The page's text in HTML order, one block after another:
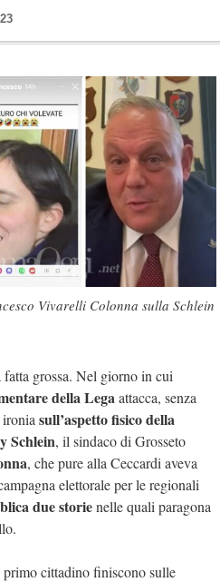
Vivarelli Colonna sulla Schlein
fatta grossa. Nel giorno in cui
della Legaattacca, senza
sull’aspetto fisico della
Schlein, il sindaco di Grosseto
, che pure alla Ceccardi aveva
elettorale per le regionali
due storienelle quali paragona
primo cittadino finiscono sulle